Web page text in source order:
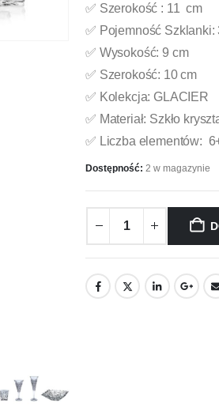
✅ Szerokość : 11 cm
✅ Pojemność Szklanki:
✅ Wysokość: 9 cm
✅ Szerokość: 10 cm
✅ Kolekcja: GLACIER
✅ Materiał: Szkło
✅ Liczba elementów:
Dostępność: 2 w magazynie